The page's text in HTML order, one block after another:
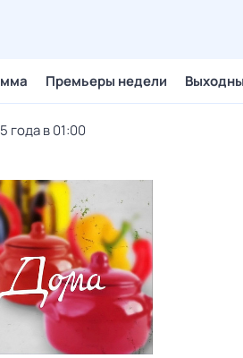
Премьеры недели
года в 01:00